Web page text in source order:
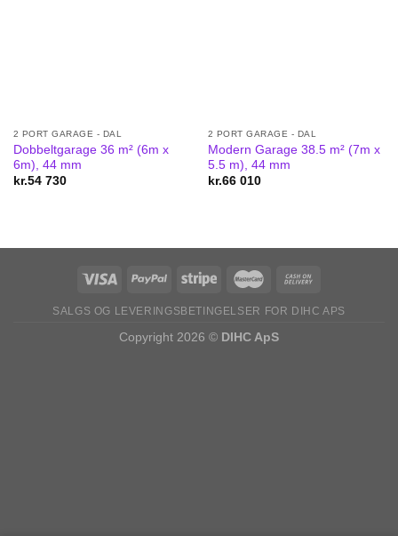
2 PORT GARAGE - DAL
Dobbeltgarage 36 m² (6m x
6m), 44 mm
kr.54 730
2 PORT GARAGE - DAL
Modern Garage 38.5 m² (7m x
5.5 m), 44 mm
kr.66 010
SALGS OG LEVERINGSBETINGELSER FOR DIHC APS
Copyright 2026 © DIHC ApS